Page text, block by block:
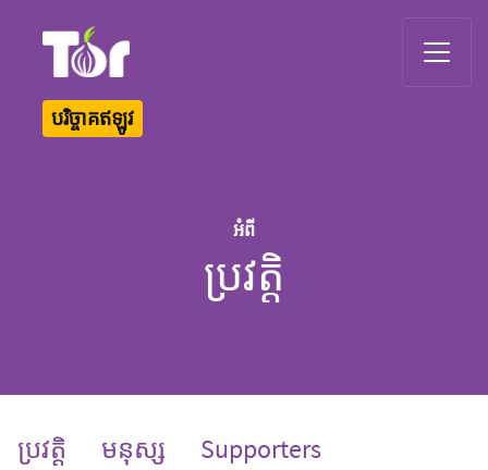
បរិច្ចាគឥឡូវ
អំពី
ប្រវត្តិ
ប្រវត្តិ (current)
មនុស្ស Supporters